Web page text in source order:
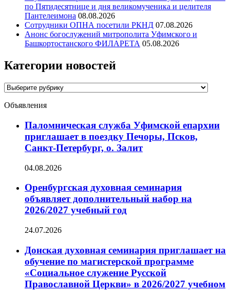
по Пятидесятнице и дня великомученика и целителя
Пантелеимона 08.08.2026
Сотрудники ОПНА посетили РКНД 07.08.2026
Анонс богослужений митрополита Уфимского и
Башкортостанского ФИЛАРЕТА 05.08.2026
Категории новостей
Категории
Объявления
Паломническая служба Уфимской епархии
приглашает в поездку Печоры, Псков,
Санкт-Петербург, о. Залит
04.08.2026
Оренбургская духовная семинария
объявляет дополнительный набор на
2026/2027 учебный год
24.07.2026
Донская духовная семинария приглашает на
обучение по магистерской программе
«Социальное служение Русской
Православной Церкви» в 2026/2027 учебном